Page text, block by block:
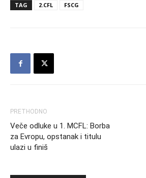
TAG 2.CFL FSCG
PRETHODNO
Veče odluke u 1. MCFL: Borba
za Evropu, opstanak i titulu
ulazi u finiš